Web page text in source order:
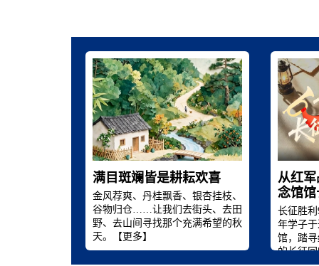
满目斑斓皆是耕耘欢喜
金风荐爽、丹桂飘香、银杏挂枝、
谷物归仓……让我们去街头、去田
野、去山间寻找那个充满希望的秋
天。【 更多】
从红
念馆馆
长征胜
年学子
馆，踏
的长征